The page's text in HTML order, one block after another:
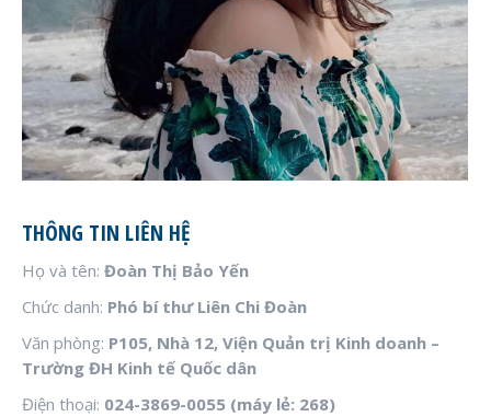
THÔNG TIN LIÊN HỆ
Họ và tên: Đoàn Thị Bảo Yến
Chức danh: Phó bí thư Liên Chi Đoàn
Văn phòng: P105, Nhà 12, Viện Quản trị Kinh doanh –
Trường ĐH Kinh tế Quốc dân
Điện thoại: 024-3869-0055 (máy lẻ: 268)